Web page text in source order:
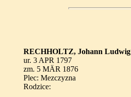
RECHHOLTZ, Johann Ludwig
ur. 3 APR 1797
zm. 5 MÄR 1876
Plec: Mezczyzna
Rodzice: